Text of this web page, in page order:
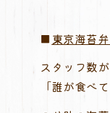
■東京海苔
スタッフ数
「誰が食べ